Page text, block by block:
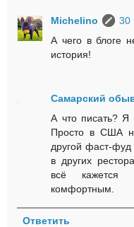
Michelino
30
А чего в блоге
история!
Самарский
А что писать? Я
Просто в США
другой фаст-
в других
всё кажется
комфортным.
Ответить